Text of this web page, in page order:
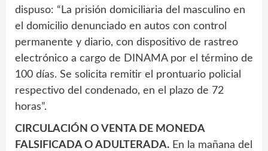
dispuso: “La prisión domiciliaria del masculino en
el domicilio denunciado en autos con control
permanente y diario, con dispositivo de rastreo
electrónico a cargo de DINAMA por el término de
100 días. Se solicita remitir el prontuario policial
respectivo del condenado, en el plazo de 72
horas”.
CIRCULACIÓN O VENTA DE MONEDA
FALSIFICADA O ADULTERADA. En la mañana del